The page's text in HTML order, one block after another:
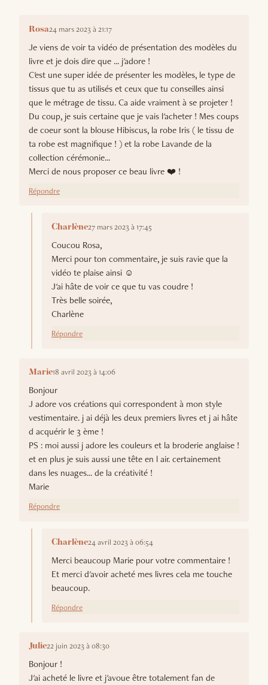
Rosa24 mars 2023 à 21:17
Je viens de voir ta vidéo de présentation des modèles du
livre et je dois dire que ... j'adore !
C'est une super idée de présenter les modèles, le type de
tissus que tu as utilisés et ceux que tu conseilles ainsi
que le métrage de tissu. Ca aide vraiment à se projeter !
Du coup, je suis certaine que je vais l'acheter ! Mes coups
de coeur sont la blouse Hibiscus, la robe Iris ( le tissu de
ta robe est magnifique ! ) et la robe Lavande de la
collection cérémonie...
Merci de nous proposer ce beau livre ❤️ !
Répondre
Charlène27 mars 2023 à 17:45
Coucou Rosa,
Merci pour ton commentaire, je suis ravie que la
vidéo te plaise ainsi ☺️
J'ai hâte de voir ce que tu vas coudre !
Très belle soirée,
Charlène
Répondre
Marie18 avril 2023 à 14:06
Bonjour
J adore vos créations qui correspondent à mon style
vestimentaire. j ai déjà les deux premiers livres et j ai hâte
d acquérir le 3 ème !
PS : moi aussi j adore les couleurs et la broderie anglaise !
et en plus je suis aussi une tête en l air. certainement
dans les nuages... de la créativité !
Marie
Répondre
Charlène24 avril 2023 à 06:54
Merci beaucoup Marie pour votre commentaire !
Et merci d'avoir acheté mes livres cela me touche
beaucoup.
Répondre
Julie22 juin 2023 à 08:30
Bonjour !
J'ai acheté le livre et j'avoue être totalement fan de